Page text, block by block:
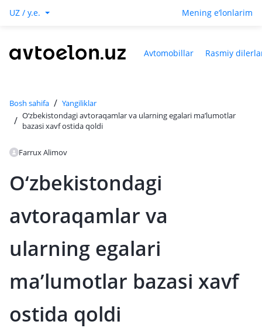
UZ / y.e. Mening e‘lonlarim
Avtomobillar Rasmiy
Bosh sahifa / Yangiliklar
/ O‘zbekistondagi avtoraqamlar va ularning egalari ma’lumotlar
bazasi xavf ostida qoldi
Farrux Alimov
O‘zbekistondagi
avtoraqamlar va
ularning egalari
ma’lumotlar bazasi xavf
ostida qoldi